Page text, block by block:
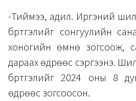
-Тиймээ, адил. Иргэний
бүртгэлийг сонгуулийн
хоногийн өмнө зогсоож,
дараах өдрөөс сэргээнэ.
бүртгэлийг 2024 оны 8
өдрөөс зогсоосон.